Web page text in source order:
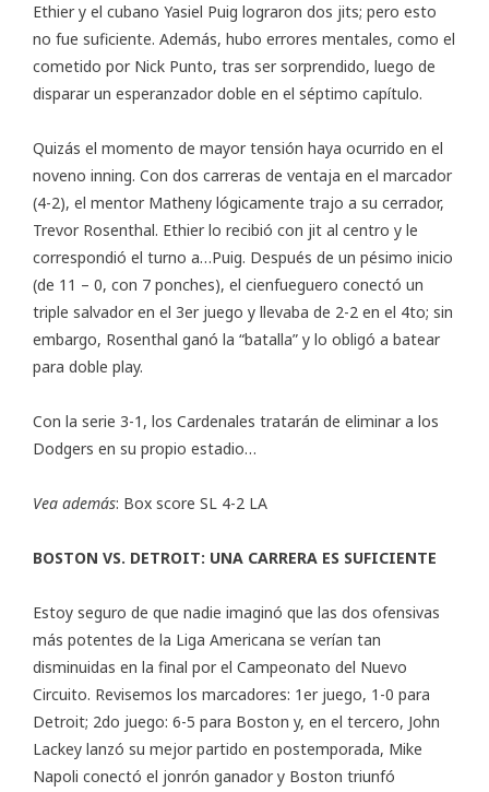
Ethier y el cubano Yasiel Puig lograron dos jits; pero esto
no fue suficiente. Además, hubo errores mentales, como el
cometido por Nick Punto, tras ser sorprendido, luego de
disparar un esperanzador doble en el séptimo capítulo.
Quizás el momento de mayor tensión haya ocurrido en el
noveno inning. Con dos carreras de ventaja en el marcador
(4-2), el mentor Matheny lógicamente trajo a su cerrador,
Trevor Rosenthal. Ethier lo recibió con jit al centro y le
correspondió el turno a…Puig. Después de un pésimo inicio
(de 11 – 0, con 7 ponches), el cienfueguero conectó un
triple salvador en el 3er juego y llevaba de 2-2 en el 4to; sin
embargo, Rosenthal ganó la “batalla” y lo obligó a batear
para doble play.
Con la serie 3-1, los Cardenales tratarán de eliminar a los
Dodgers en su propio estadio…
Vea además: Box score SL 4-2 LA
BOSTON VS. DETROIT: UNA CARRERA ES SUFICIENTE
Estoy seguro de que nadie imaginó que las dos ofensivas
más potentes de la Liga Americana se verían tan
disminuidas en la final por el Campeonato del Nuevo
Circuito. Revisemos los marcadores: 1er juego, 1-0 para
Detroit; 2do juego: 6-5 para Boston y, en el tercero, John
Lackey lanzó su mejor partido en postemporada, Mike
Napoli conectó el jonrón ganador y Boston triunfó